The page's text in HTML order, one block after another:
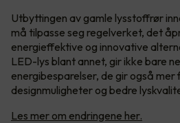
Utbyttingen av gamle lysstoffrør
må tilpasse seg regelverket, det
energieffektive og innovative
LED-lys blant annet, gir ikke bare
energibesparelser, de gir også mer
designmuligheter og bedre
Les mer om endringene her.